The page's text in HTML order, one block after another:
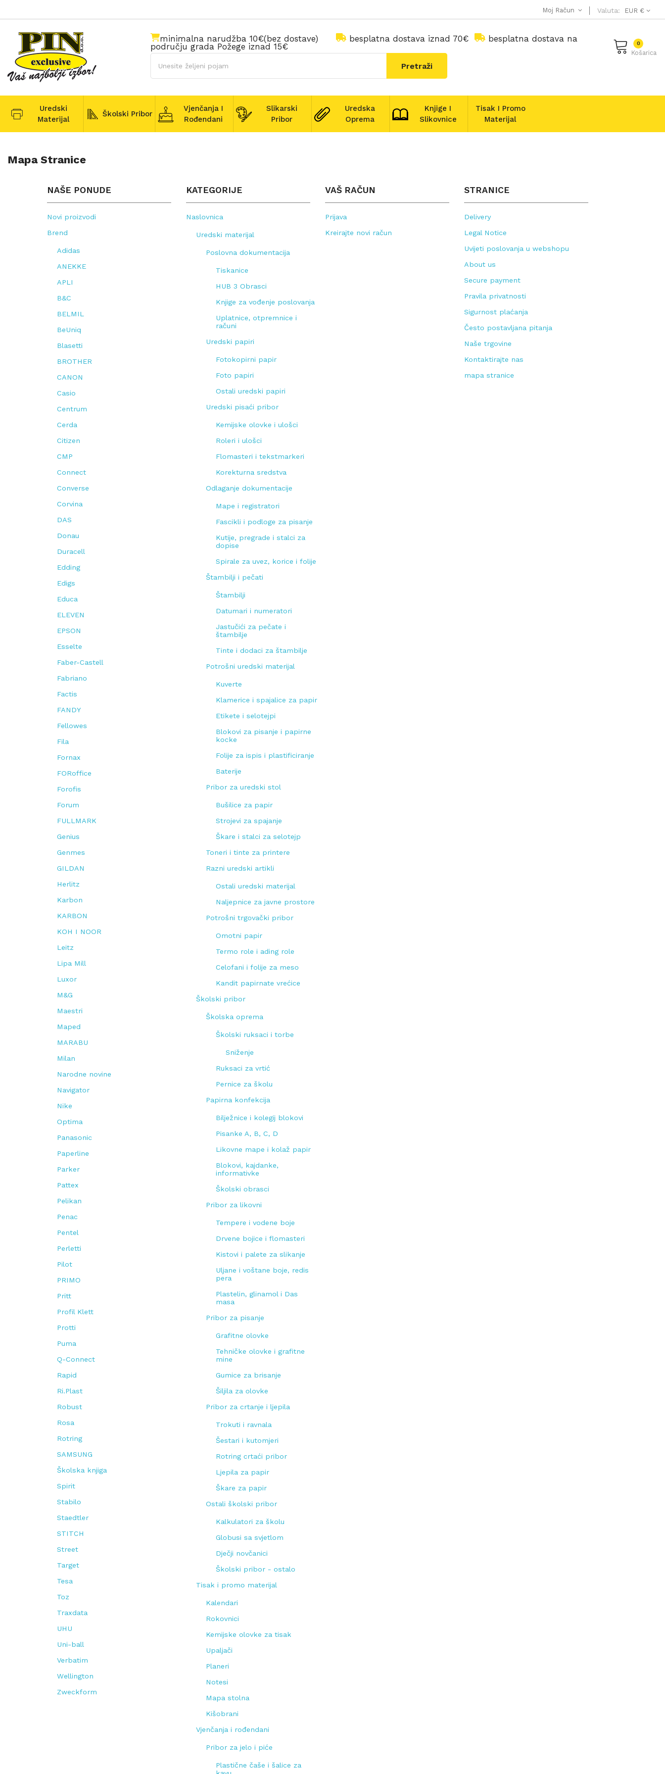
Valuta: EUR €
Moj Račun
Košarica
0
minimalna narudžba 10€(bez dostave) besplatna dostava iznad 70€
besplatna dostava na
području grada Požege iznad 15€
Pretraži
Uredski
Materijal
Školski Pribor
Vjenčanja I
Rođendani
Slikarski
Pribor
Uredska
Oprema
Knjige I
Slikovnice
Tisak I Promo
Materijal
Mapa Stranice
NAŠE PONUDE
Novi proizvodi
Brend
Adidas
ANEKKE
APLI
B&C
BELMIL
BeUniq
Blasetti
BROTHER
CANON
Casio
Centrum
Cerda
Citizen
CMP
Connect
Converse
Corvina
DAS
Donau
Duracell
Edding
Edigs
Educa
ELEVEN
EPSON
Esselte
Faber-Castell
Fabriano
Factis
FANDY
Fellowes
Fila
Fornax
FORoffice
Forofis
Forum
FULLMARK
Genius
Genmes
GILDAN
Herlitz
Karbon
KARBON
KOH I NOOR
Leitz
Lipa Mill
Luxor
M&G
Maestri
Maped
MARABU
Milan
Narodne novine
Navigator
Nike
Optima
Panasonic
Paperline
Parker
Pattex
Pelikan
Penac
Pentel
Perletti
Pilot
PRIMO
Pritt
Profil Klett
Protti
Puma
Q-Connect
Rapid
Ri.Plast
Robust
Rosa
Rotring
SAMSUNG
Školska knjiga
Spirit
Stabilo
Staedtler
STITCH
Street
Target
Tesa
Toz
Traxdata
UHU
Uni-ball
Verbatim
Wellington
Zweckform
KATEGORIJE
Naslovnica
Uredski materijal
Poslovna dokumentacija
Tiskanice
HUB 3 Obrasci
Knjige za vođenje poslovanja
Uplatnice, otpremnice i
računi
Uredski papiri
Fotokopirni papir
Foto papiri
Ostali uredski papiri
Uredski pisaći pribor
Kemijske olovke i ulošci
Roleri i ulošci
Flomasteri i tekstmarkeri
Korekturna sredstva
Odlaganje dokumentacije
Mape i registratori
Fascikli i podloge za pisanje
Kutije, pregrade i stalci za
dopise
Spirale za uvez, korice i folije
Štambilji i pečati
Štambilji
Datumari i numeratori
Jastučići za pečate i
štambilje
Tinte i dodaci za štambilje
Potrošni uredski materijal
Kuverte
Klamerice i spajalice za papir
Etikete i selotejpi
Blokovi za pisanje i papirne
kocke
Folije za ispis i plastificiranje
Baterije
Pribor za uredski stol
Bušilice za papir
Strojevi za spajanje
Škare i stalci za selotejp
Toneri i tinte za printere
Razni uredski artikli
Ostali uredski materijal
Naljepnice za javne prostore
Potrošni trgovački pribor
Omotni papir
Termo role i ading role
Celofani i folije za meso
Kandit papirnate vrećice
Školski pribor
Školska oprema
Školski ruksaci i torbe
Sniženje
Ruksaci za vrtić
Pernice za školu
Papirna konfekcija
Bilježnice i kolegij blokovi
Pisanke A, B, C, D
Likovne mape i kolaž papir
Blokovi, kajdanke,
informativke
Školski obrasci
Pribor za likovni
Tempere i vodene boje
Drvene bojice i flomasteri
Kistovi i palete za slikanje
Uljane i voštane boje, redis
pera
Plastelin, glinamol i Das
masa
Pribor za pisanje
Grafitne olovke
Tehničke olovke i grafitne
mine
Gumice za brisanje
Šiljila za olovke
Pribor za crtanje i ljepila
Trokuti i ravnala
Šestari i kutomjeri
Rotring crtaći pribor
Ljepila za papir
Škare za papir
Ostali školski pribor
Kalkulatori za školu
Globusi sa svjetlom
Dječji novčanici
Školski pribor - ostalo
Tisak i promo materijal
Kalendari
Rokovnici
Kemijske olovke za tisak
Upaljači
Planeri
Notesi
Mapa stolna
Kišobrani
Vjenčanja i rođendani
Pribor za jelo i piće
Plastične čaše i šalice za
VAŠ RAČUN
Prijava
Kreirajte novi račun
STRANICE
Delivery
Legal Notice
Uvijeti poslovanja u webshopu
About us
Secure payment
Pravila privatnosti
Sigurnost plaćanja
Često postavljana pitanja
Naše trgovine
Kontaktirajte nas
mapa stranice